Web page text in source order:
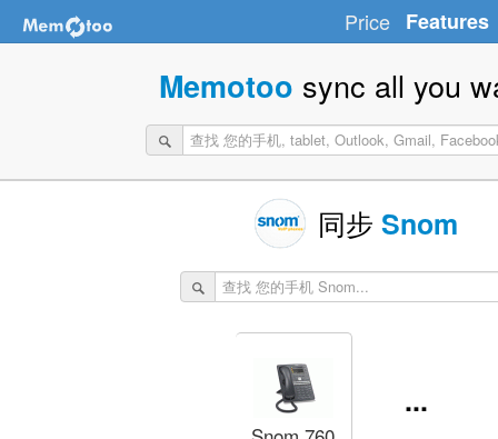
Price Features
Memotoo sync all you
同步 Snom
...